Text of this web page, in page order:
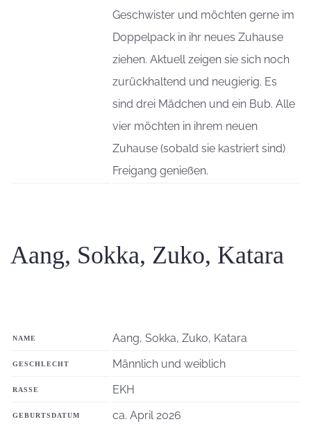
Geschwister und möchten gerne im
Doppelpack in ihr neues Zuhause
ziehen. Aktuell zeigen sie sich noch
zurückhaltend und neugierig. Es
sind drei Mädchen und ein Bub. Alle
vier möchten in ihrem neuen
Zuhause (sobald sie kastriert sind)
Freigang genießen.
Aang, Sokka, Zuko, Katara
NAME Aang, Sokka, Zuko, Katara
GESCHLECHT Männlich und weiblich
RASSE EKH
GEBURTSDATUM ca. April 2026